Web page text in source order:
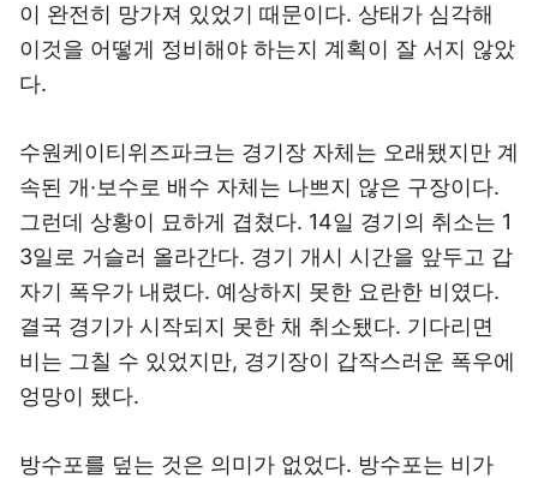
이 완전히 망가져 있었기 때문이다. 상태가 심각해
이것을 어떻게 정비해야 하는지 계획이 잘 서지 않았
다.
수원케이티위즈파크는 경기장 자체는 오래됐지만 계
속된 개·보수로 배수 자체는 나쁘지 않은 구장이다.
그런데 상황이 묘하게 겹쳤다. 14일 경기의 취소는 1
3일로 거슬러 올라간다. 경기 개시 시간을 앞두고 갑
자기 폭우가 내렸다. 예상하지 못한 요란한 비였다.
결국 경기가 시작되지 못한 채 취소됐다. 기다리면
비는 그칠 수 있었지만, 경기장이 갑작스러운 폭우에
엉망이 됐다.
방수포를 덮는 것은 의미가 없었다. 방수포는 비가